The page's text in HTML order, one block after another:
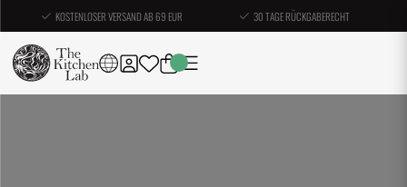
KOSTENLOSER VERSAND AB 69 EUR 30 TAGE RÜCKGABERECHT